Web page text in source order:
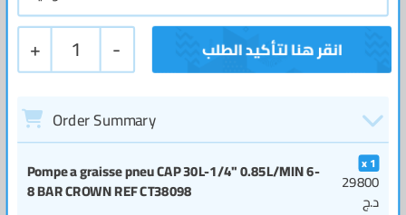
+ 1 -
Order Summary
Pompe a graisse pneu CAP 30L-1/4'' 0.85L/MIN 6-
8 BAR CROWN REF CT38098
1
29800
د.ج